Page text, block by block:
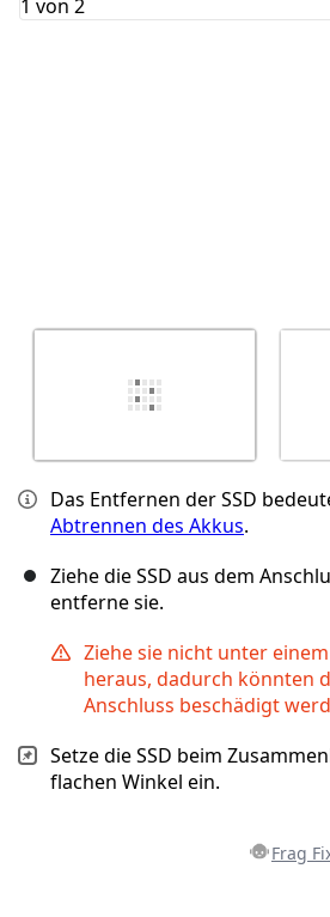
Das Entfernen der SSD
Abtrennen des Akkus.
Ziehe die SSD aus dem
entferne sie.
Ziehe sie nicht unter
heraus, dadurch könnten
Anschluss beschädigt
Setze die SSD beim
flachen Winkel ein.
Frag